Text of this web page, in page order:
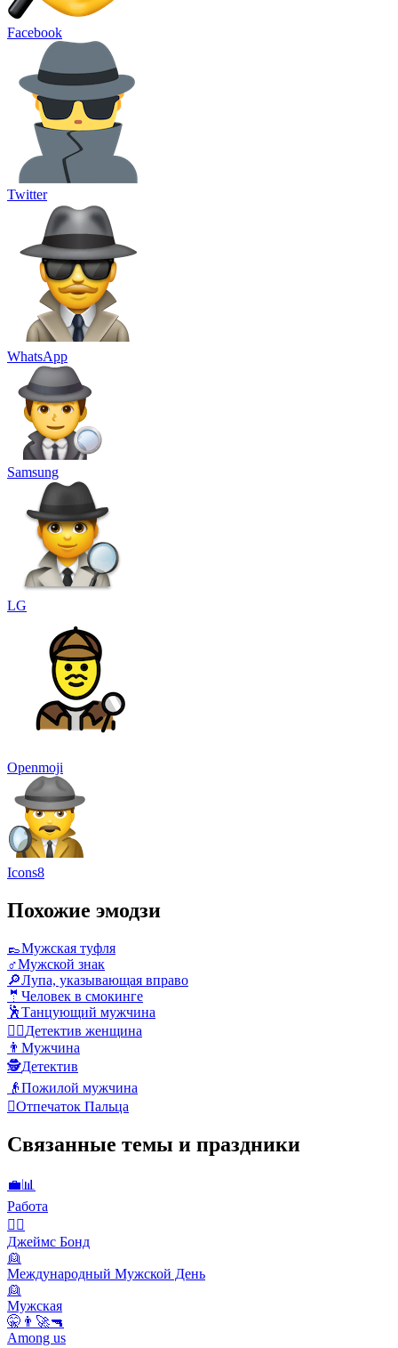
Facebook
Twitter
WhatsApp
Samsung
LG
Openmoji
Icons8
Похожие эмодзи
👞Мужская туфля
♂️Мужской знак
🔎Лупа, указывающая вправо
🤵 Человек в смокинге
🕺Танцующий мужчина
🕵️‍♀️Детектив женщина
👨 Мужчина
🕵️Детектив
👴Пожилой мужчина
🫆Отпечаток Пальца
Связанные темы и праздники
💼📊
Работа
🕵️‍♂️
Джеймс Бонд
👱
Международный Мужской День
👱
Мужская
🤫👨‍🚀🔫
Among us